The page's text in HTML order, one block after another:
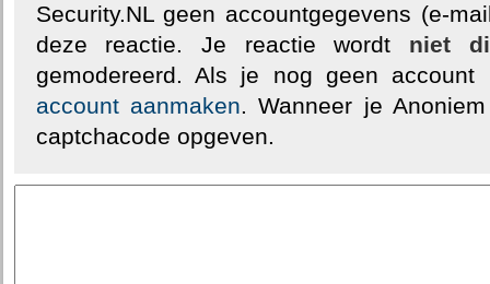
Security.NL geen accountgegevens (e-
deze reactie. Je reactie wordt niet
gemodereerd. Als je nog geen
account aanmaken. Wanneer je
captchacode opgeven.